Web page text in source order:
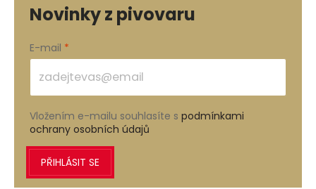
Novinky z pivovaru
E-mail
Vložením e-mailu souhlasíte s podmínkami
ochrany osobních údajů
PŘIHLÁSIT SE